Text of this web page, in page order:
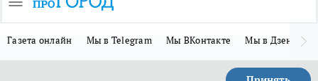
Газета онлайн Мы в Telegram Мы ВКонтакте Мы в Дзене